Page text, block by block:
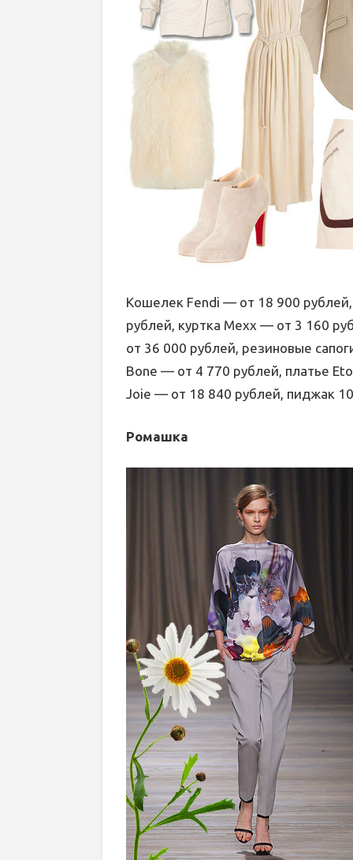
Кошелек Fendi — от 18 900
рублей, куртка Mexx — от 3 160
от 36 000 рублей, резиновые
Bone — от 4 770 рублей, платье
Joie — от 18 840 рублей, пиджак
Ромашка